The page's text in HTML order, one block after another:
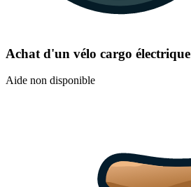
Achat d'un vélo cargo électrique
Aide non disponible